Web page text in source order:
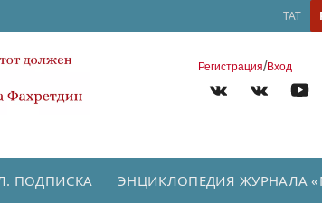
ТАТ
Регистрация/Вход
ПОДПИСКА ЭНЦИКЛОПЕДИЯ ЖУРНАЛА